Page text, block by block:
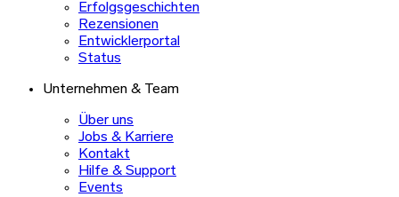
Erfolgsgeschichten
Rezensionen
Entwicklerportal
Status
Unternehmen & Team
Über uns
Jobs & Karriere
Kontakt
Hilfe & Support
Events